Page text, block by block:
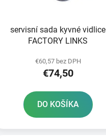
servisní sada kyvné vidlice
FACTORY LINKS
€60,57 bez DPH
€74,50
DO KOŠÍKA